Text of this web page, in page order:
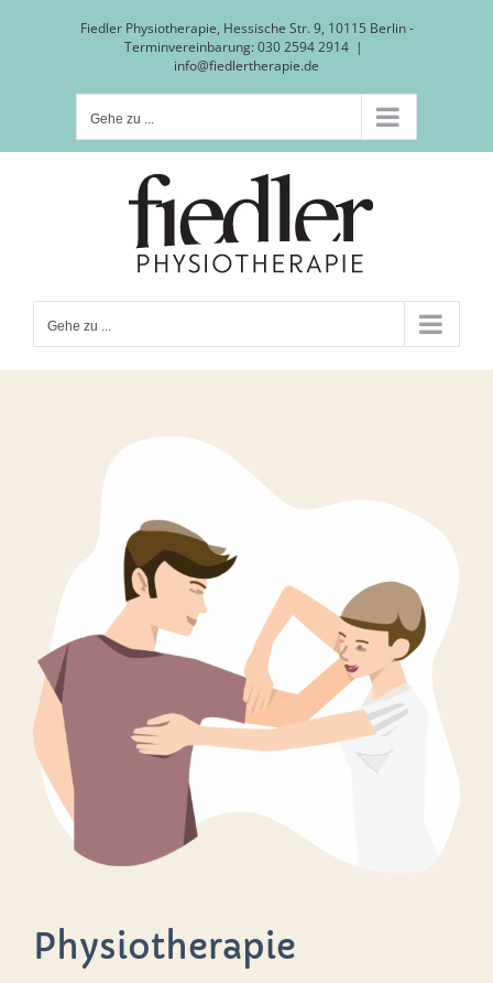
Fiedler Physiotherapie, Hessische Str. 9, 10115 Berlin -
Terminvereinbarung: 030 2594 2914 |
info@fiedlertherapie.de
Gehe zu ...
Gehe zu ...
Physiotherapie